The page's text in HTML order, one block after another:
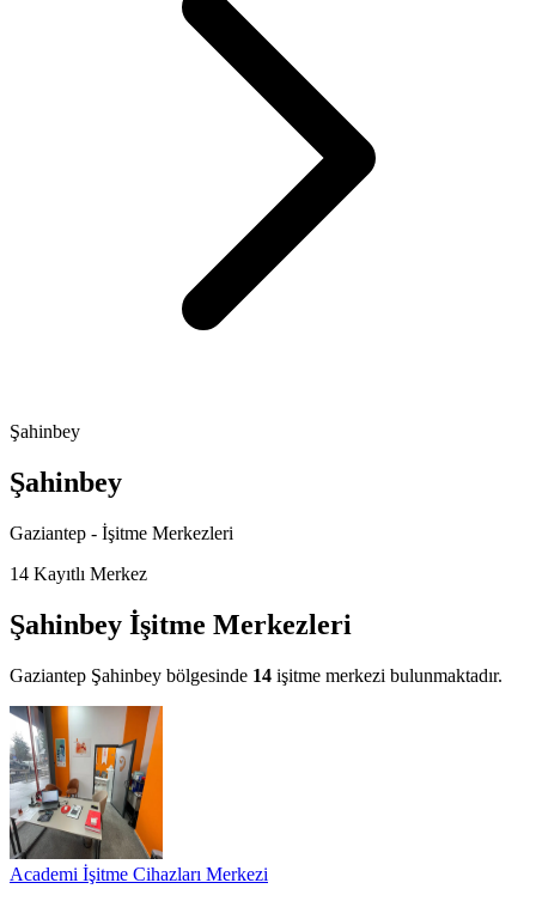
Şahinbey
Şahinbey
Gaziantep - İşitme Merkezleri
14 Kayıtlı Merkez
Şahinbey İşitme Merkezleri
Gaziantep Şahinbey bölgesinde 14 işitme merkezi bulunmaktadır.
Academi İşitme Cihazları Merkezi